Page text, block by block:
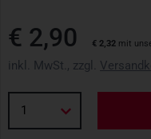
€ 2,90 € 2,32 mit
inkl. MwSt., zzgl.
1